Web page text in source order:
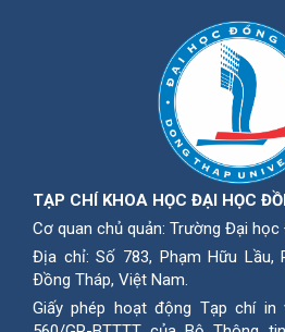
TẠP CHÍ KHOA HỌC ĐẠI HỌC
Cơ quan chủ quản: Trường Đại học
Địa chỉ: Số 783, Phạm Hữu Lầu,
Ðồng Tháp, Việt Nam.
Giấy phép hoạt động Tạp chí